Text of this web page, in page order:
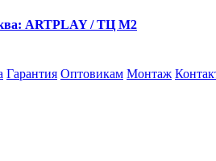
ARTPLAY / ТЦ М2
Гарантия Оптовикам Монтаж